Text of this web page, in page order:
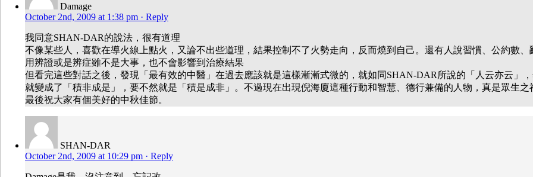
Damage
October 2nd, 2009 at 1:38 pm · Reply
我同意SHAN-DAR的說法，很有道理
不像某些人，喜歡在導火線上點火，又論不出些道理，結果控制不了火勢走向，反而燒到自己。還有人說習慣、公約
用辨證或是辨症雖不是大事，也不會影響到治療結果
但看完這些對話之後，發現「最有效的中醫」在過去應該就是這樣漸漸式微的，就如同SHAN-DAR所說的「人云亦云」
就變成了「積非成是」，要不然就是「積是成非」。不過現在出現倪海廈這種行動和智慧、德行兼備的人物，真是眾生之
最後祝大家有個美好的中秋佳節。
SHAN-DAR
October 2nd, 2009 at 10:29 pm · Reply